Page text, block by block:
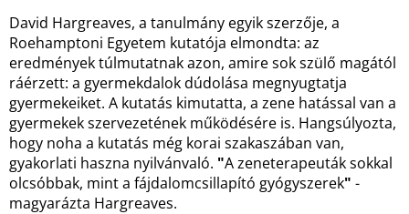
David Hargreaves, a tanulmány egyik szerzője, a
Roehamptoni Egyetem kutatója elmondta: az
eredmények túlmutatnak azon, amire sok szülő magától
ráérzett: a gyermekdalok dúdolása megnyugtatja
gyermekeiket. A kutatás kimutatta, a zene hatással van a
gyermekek szervezetének működésére is. Hangsúlyozta,
hogy noha a kutatás még korai szakaszában van,
gyakorlati haszna nyilvánvaló. "A zeneterapeuták sokkal
olcsóbbak, mint a fájdalomcsillapító gyógyszerek" -
magyarázta Hargreaves.